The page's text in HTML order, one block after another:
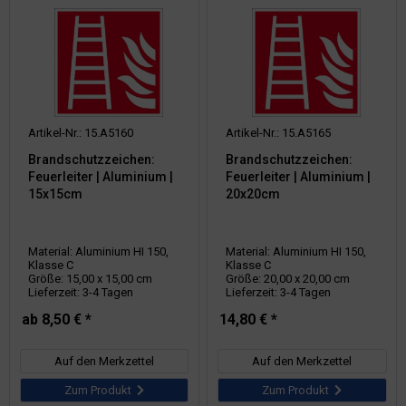
Artikel-Nr.: 15.A5160
Brandschutzzeichen:
Feuerleiter | Aluminium |
15x15cm
Material: Aluminium HI 150,
Klasse C
Größe: 15,00 x 15,00 cm
Lieferzeit: 3-4 Tagen
ab 8,50 € *
Auf den Merkzettel
Zum Produkt
Artikel-Nr.: 15.A5165
Brandschutzzeichen:
Feuerleiter | Aluminium |
20x20cm
Material: Aluminium HI 150,
Klasse C
Größe: 20,00 x 20,00 cm
Lieferzeit: 3-4 Tagen
14,80 € *
Auf den Merkzettel
Zum Produkt